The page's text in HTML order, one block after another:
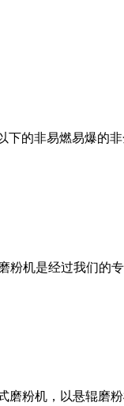
的非易燃易爆的
粉机是经过我们的
粉机，以悬辊磨